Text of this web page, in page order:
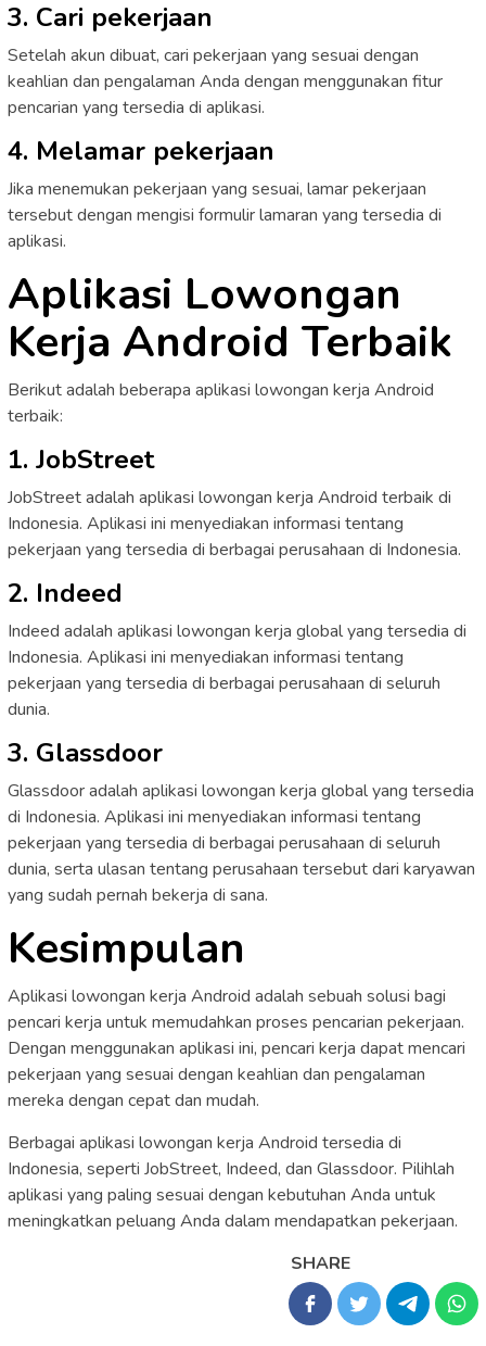
3. Cari pekerjaan
Setelah akun dibuat, cari pekerjaan yang sesuai dengan
keahlian dan pengalaman Anda dengan menggunakan fitur
pencarian yang tersedia di aplikasi.
4. Melamar pekerjaan
Jika menemukan pekerjaan yang sesuai, lamar pekerjaan
tersebut dengan mengisi formulir lamaran yang tersedia di
aplikasi.
Aplikasi Lowongan
Kerja Android Terbaik
Berikut adalah beberapa aplikasi lowongan kerja Android
terbaik:
1. JobStreet
JobStreet adalah aplikasi lowongan kerja Android terbaik di
Indonesia. Aplikasi ini menyediakan informasi tentang
pekerjaan yang tersedia di berbagai perusahaan di Indonesia.
2. Indeed
Indeed adalah aplikasi lowongan kerja global yang tersedia di
Indonesia. Aplikasi ini menyediakan informasi tentang
pekerjaan yang tersedia di berbagai perusahaan di seluruh
dunia.
3. Glassdoor
Glassdoor adalah aplikasi lowongan kerja global yang tersedia
di Indonesia. Aplikasi ini menyediakan informasi tentang
pekerjaan yang tersedia di berbagai perusahaan di seluruh
dunia, serta ulasan tentang perusahaan tersebut dari karyawan
yang sudah pernah bekerja di sana.
Kesimpulan
Aplikasi lowongan kerja Android adalah sebuah solusi bagi
pencari kerja untuk memudahkan proses pencarian pekerjaan.
Dengan menggunakan aplikasi ini, pencari kerja dapat mencari
pekerjaan yang sesuai dengan keahlian dan pengalaman
mereka dengan cepat dan mudah.
Berbagai aplikasi lowongan kerja Android tersedia di
Indonesia, seperti JobStreet, Indeed, dan Glassdoor. Pilihlah
aplikasi yang paling sesuai dengan kebutuhan Anda untuk
meningkatkan peluang Anda dalam mendapatkan pekerjaan.
SHARE